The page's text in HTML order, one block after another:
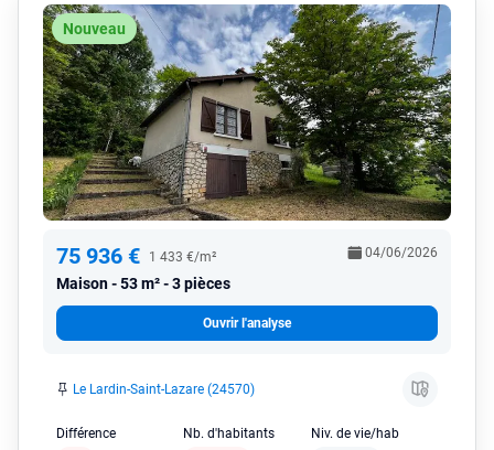
Nouveau
75 936 € 1 433 €/m²
Maison 53 m² - 3 pièces
04/06/2026
Ouvrir l'analyse
Le Lardin-Saint-Lazare (24570)
Différence
Nb. d'habitants
Niv. de vie/hab